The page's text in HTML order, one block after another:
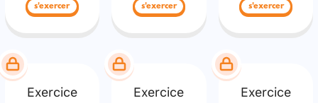
s'exercer s'exercer s'exercer
Exercice Exercice Exercice